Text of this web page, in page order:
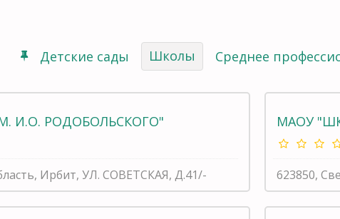
Детские сады Школы Среднее
И.О. РОДОБОЛЬСКОГО"
Ирбит, УЛ. СОВЕТСКАЯ, Д.41/-
МАОУ
623850,